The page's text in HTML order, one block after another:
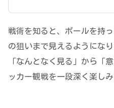
戦術を知ると、ボールを持
の狙いまで見えるようになり
「なんとなく見る」から「
ッカー観戦を一段深く楽し